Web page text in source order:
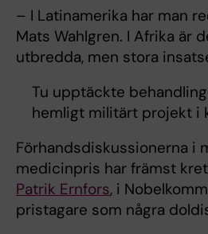
– I Latinamerika har man
Mats Wahlgren. I Afrika är
utbredda, men stora
Tu upptäckte
hemligt militärt projekt i
Förhandsdiskussionerna i
medicinpris har främst
Patrik Ernfors, i
pristagare som några